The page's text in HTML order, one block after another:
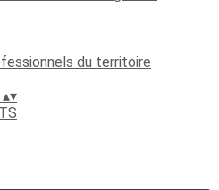
du territoire
▴▾